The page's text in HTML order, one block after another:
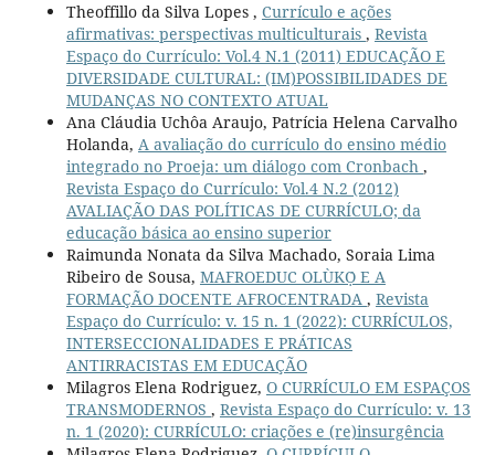
Theoffillo da Silva Lopes , Currículo e ações
afirmativas: perspectivas multiculturais , Revista
Espaço do Currículo: Vol.4 N.1 (2011) EDUCAÇÃO E
DIVERSIDADE CULTURAL: (IM)POSSIBILIDADES DE
MUDANÇAS NO CONTEXTO ATUAL
Ana Cláudia Uchôa Araujo, Patrícia Helena Carvalho
Holanda, A avaliação do currículo do ensino médio
integrado no Proeja: um diálogo com Cronbach ,
Revista Espaço do Currículo: Vol.4 N.2 (2012)
AVALIAÇÃO DAS POLÍTICAS DE CURRÍCULO; da
educação básica ao ensino superior
Raimunda Nonata da Silva Machado, Soraia Lima
Ribeiro de Sousa, MAFROEDUC OLÙKỌ́ E A
FORMAÇÃO DOCENTE AFROCENTRADA , Revista
Espaço do Currículo: v. 15 n. 1 (2022): CURRÍCULOS,
INTERSECCIONALIDADES E PRÁTICAS
ANTIRRACISTAS EM EDUCAÇÃO
Milagros Elena Rodriguez, O CURRÍCULO EM ESPAÇOS
TRANSMODERNOS , Revista Espaço do Currículo: v. 13
n. 1 (2020): CURRÍCULO: criações e (re)insurgência